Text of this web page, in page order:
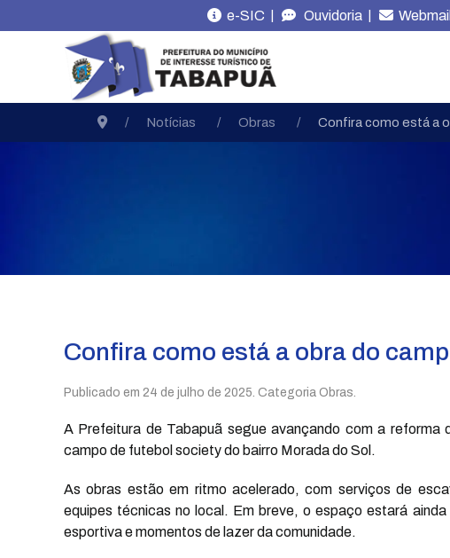
e-SIC | Ouvidoria | Webmail
Notícias Obras Confira como está a
Confira como está a obra do
Publicado em 24 de julho de 2025 . Categoria Obras.
A Prefeitura de Tabapuã segue avançando com a reforma
campo de futebol society do bairro Morada do Sol.
As obras estão em ritmo acelerado, com serviços de
equipes técnicas no local. Em breve, o espaço estará
esportiva e momentos de lazer da comunidade.